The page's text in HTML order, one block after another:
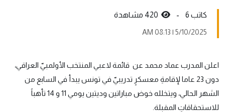
كاتب 6 -
5/10/2025 | 08:13 AM
اعلن المدرب عماد محمد عن قائمة لاعبي المنتخب الأولمبيّ العراقي،
دون 23 عاما لإقامةِ معسكرٍ تدريبيّ في تونس يبدأ في السابع من
الشهر الحالي، ويتخلله خوض مباراتين وديتين يومي 11 و 14 تأهباً
للاستحقاقاتِ المقبلة.